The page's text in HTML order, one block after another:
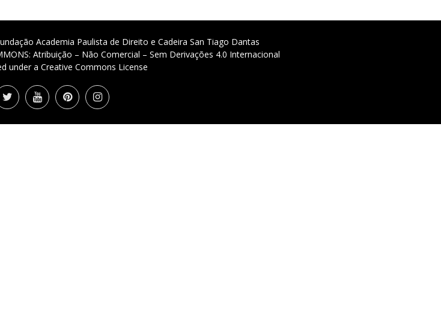
Academia Paulista de Direito e Cadeira San Tiago Dantas
Atribuição – Não Comercial – Sem Derivações 4.0 Internacional
under a Creative Commons License